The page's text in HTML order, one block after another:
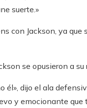
suerte.»
con Jackson, ya
se opusieron a su
él», dijo el ala
y emocionante